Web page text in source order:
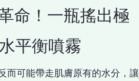
命！一瓶搖出極
平衡噴霧
而可能帶走肌膚原有的水分，讓